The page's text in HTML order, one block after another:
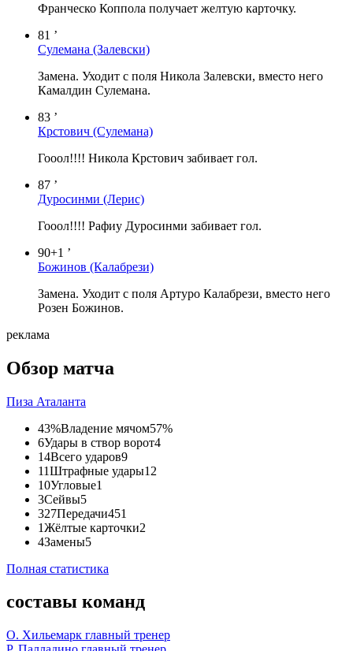
Франческо Коппола получает желтую карточку.
81 ’
Сулемана (Залевски)
Замена. Уходит с поля Никола Залевски, вместо него
Камалдин Сулемана.
83 ’
Крстович (Сулемана)
Гооол!!!! Никола Крстович забивает гол.
87 ’
Дуросинми (Лерис)
Гооол!!!! Рафиу Дуросинми забивает гол.
90+1 ’
Божинов (Калабрези)
Замена. Уходит с поля Артуро Калабрези, вместо него
Розен Божинов.
реклама
Обзор матча
Пиза Аталанта
43%Владение мячом57%
6Удары в створ ворот4
14Всего ударов9
11Штрафные удары12
10Угловые1
3Сейвы5
327Передачи451
1Жёлтые карточки2
4Замены5
Полная статистика
составы команд
О. Хильемарк главный тренер